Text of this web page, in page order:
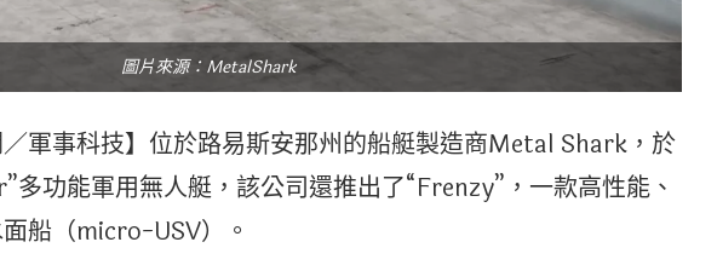
圖片來源：MetalShark
／軍事科技】位於路易斯安那州的船艇製造商Metal Shark，於
多功能軍用無人艇，該公司還推出了“Frenzy”，一款高性能、
船（micro-USV）。